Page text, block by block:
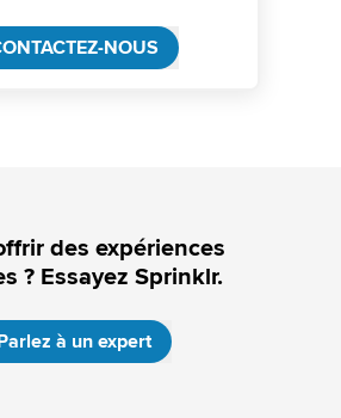
NOUS
des expériences
? Essayez Sprinklr.
à un expert